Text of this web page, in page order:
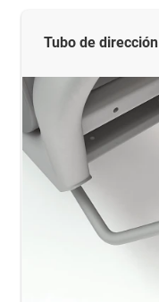
Tubo de dirección